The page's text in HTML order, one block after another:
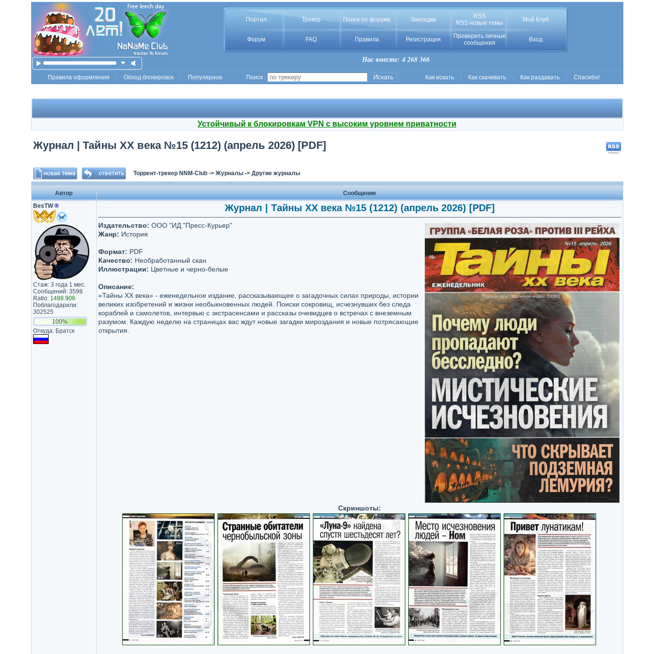
Портал Трекер Поиск по форуму Закладки
RSS
RSS новые темы
Мой Клуб
Форум FAQ Правила Регистрация
Проверить личные
сообщения
Вход
Нас вместе: 4 268 366
Правила оформления Обход блокировок Популярное Поиск : Как искать Как скачивать Как раздавать Спасибо!
Устойчивый к блокировкам VPN с высоким уровнем приватности
Журнал | Тайны ХХ века №15 (1212) (апрель 2026) [PDF]
Торрент-трекер NNM-Club-> Журналы-> Другие журналы
Автор
Сообщение
BesTW®
Стаж: 3 года 1 мес.
Сообщений: 3598
Ratio: 1488.906
Поблагодарили:
302525
100%
Откуда: Братск
Журнал | Тайны ХХ века №15 (1212) (апрель 2026) [PDF]
Издательство: ООО "ИД "Пресс-Курьер"
Жанр: История
Формат: PDF
Качество: Необработанный скан
Иллюстрации: Цветные и черно-белые
Описание:
«Тайны XX века» - еженедельное издание, рассказывающее о загадочных силах природы, истории
великих изобретений и жизни необыкновенных людей. Поиски сокровищ, исчезнувших без следа
кораблей и самолетов, интервью с экстрасенсами и рассказы очевидцев о встречах с внеземным
разумом. Каждую неделю на страницах вас ждут новые загадки мироздания и новые потрясающие
открытия.
Скриншоты: